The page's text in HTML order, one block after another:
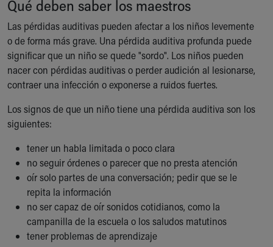
Ronald McDonald House Care Mobile
Health Centers
Symptom Checker
Financial Services
Price Estimates
Family Supports
New Parents
Find a Pediatrics Location
MyChart
Make an Appointment
Breastfeeding Medicine
Child Passenger Safety
Safe Sleep for Babies
Safe Sleep
About Akron Children's Pediatrics
Qué deben saber los maestros
Las pérdidas auditivas pueden afectar a los niños levemente
o de forma más grave. Una pérdida auditiva profunda puede
significar que un niño se quede "sordo". Los niños pueden
nacer con pérdidas auditivas o perder audición al lesionarse,
contraer una infección o exponerse a ruidos fuertes.
Los signos de que un niño tiene una pérdida auditiva son los
siguientes:
tener un habla limitada o poco clara
no seguir órdenes o parecer que no presta atención
oír solo partes de una conversación; pedir que se le
repita la información
no ser capaz de oír sonidos cotidianos, como la
campanilla de la escuela o los saludos matutinos
tener problemas de aprendizaje